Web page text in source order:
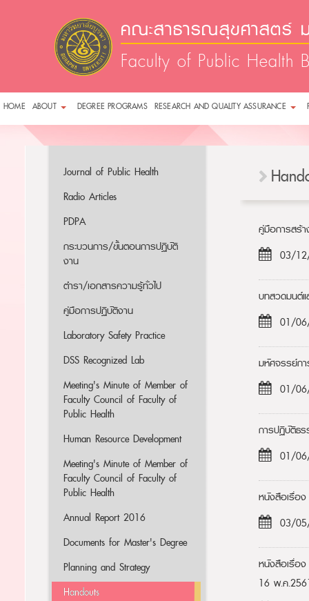
คณะสาธารณสุขศาสตร์
Faculty of Public Health
HOME ABOUT DEGREE PROGRAMS RESEARCH AND QUALITY ASSURANCE
Journal of Public Health
Radio Articles
PDPA
กระบวนการ/ขั้นตอนการปฏิบัติ
งาน
ตำรา/เอกสารความรู้ทั่วไป
คู่มือการปฏิบัติงาน
Laboratory Safety Practice
DSS Recognized Lab
Meeting's Minute of Member of
Faculty Council of Faculty of
Public Health
Human Resource Development
Meeting's Minute of Member of
Faculty Council of Faculty of
Public Health
Annual Report 2016
Documents for Master's Degree
Planning and Strategy
Handouts
คู่มือการสร้า
03/
บทสวดมนต์
01/
มหัศจรรย์ก
01/
การปฏิบัติธ
01/
หนังสือเรื่อ
03/
หนังสือเรื่อ
16 พ.ค